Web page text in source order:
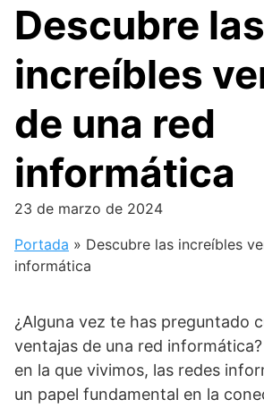
Descubre las
increíbles
de una red
informática
23 de marzo de 2024
Portada » Descubre las increíbles
informática
¿Alguna vez te has preguntado
ventajas de una red
en la que vivimos, las redes
un papel fundamental en la